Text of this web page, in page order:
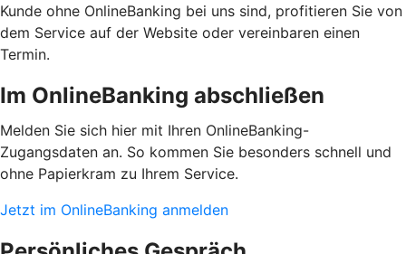
Kunde ohne OnlineBanking bei uns sind, profitieren Sie von
dem Service auf der Website oder vereinbaren einen
Termin.
Im OnlineBanking abschließen
Melden Sie sich hier mit Ihren OnlineBanking-
Zugangsdaten an. So kommen Sie besonders schnell und
ohne Papierkram zu Ihrem Service.
Jetzt im OnlineBanking anmelden